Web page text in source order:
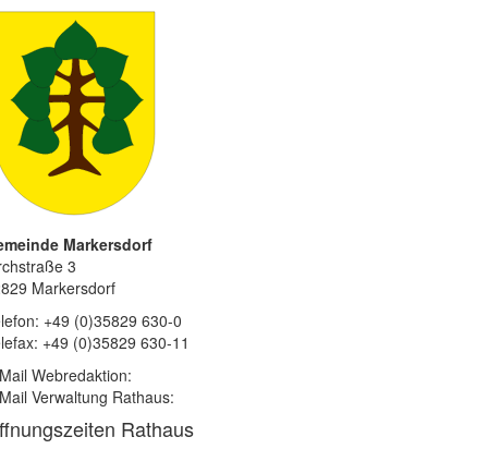
Markersdorf
3
Markersdorf
+49 (0)35829 630-0
+49 (0)35829 630-11
Webredaktion:
Verwaltung Rathaus:
Rathaus